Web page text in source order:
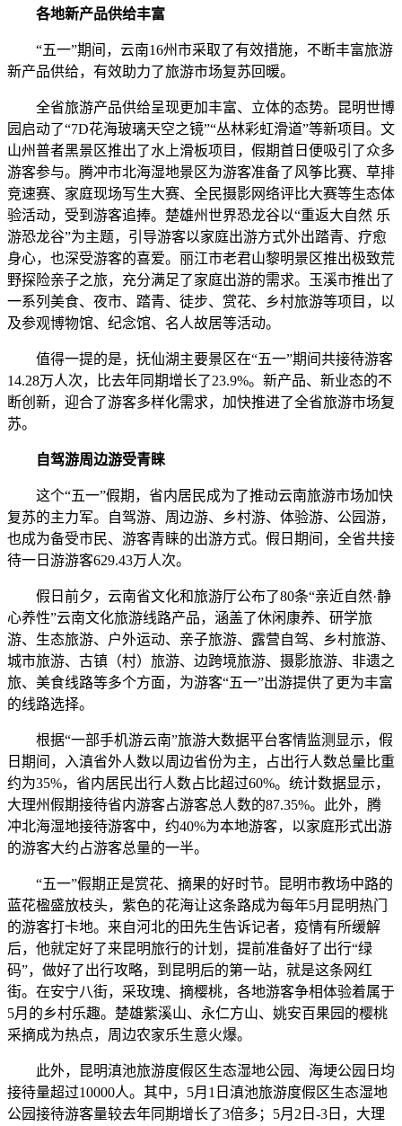
各地新产品供给丰富
“五一”期间，云南16州市采取了有效措施，不断丰富旅游
新产品供给，有效助力了旅游市场复苏回暖。
全省旅游产品供给呈现更加丰富、立体的态势。昆明世博
园启动了“7D花海玻璃天空之镜”“丛林彩虹滑道”等新项目。文
山州普者黑景区推出了水上滑板项目，假期首日便吸引了众多
游客参与。腾冲市北海湿地景区为游客准备了风筝比赛、草排
竞速赛、家庭现场写生大赛、全民摄影网络评比大赛等生态体
验活动，受到游客追捧。楚雄州世界恐龙谷以“重返大自然 乐
游恐龙谷”为主题，引导游客以家庭出游方式外出踏青、疗愈
身心，也深受游客的喜爱。丽江市老君山黎明景区推出极致荒
野探险亲子之旅，充分满足了家庭出游的需求。玉溪市推出了
一系列美食、夜市、踏青、徒步、赏花、乡村旅游等项目，以
及参观博物馆、纪念馆、名人故居等活动。
值得一提的是，抚仙湖主要景区在“五一”期间共接待游客
14.28万人次，比去年同期增长了23.9%。新产品、新业态的不
断创新，迎合了游客多样化需求，加快推进了全省旅游市场复
苏。
自驾游周边游受青睐
这个“五一”假期，省内居民成为了推动云南旅游市场加快
复苏的主力军。自驾游、周边游、乡村游、体验游、公园游，
也成为备受市民、游客青睐的出游方式。假日期间，全省共接
待一日游游客629.43万人次。
假日前夕，云南省文化和旅游厅公布了80条“亲近自然·静
心养性”云南文化旅游线路产品，涵盖了休闲康养、研学旅
游、生态旅游、户外运动、亲子旅游、露营自驾、乡村旅游、
城市旅游、古镇（村）旅游、边跨境旅游、摄影旅游、非遗之
旅、美食线路等多个方面，为游客“五一”出游提供了更为丰富
的线路选择。
根据“一部手机游云南”旅游大数据平台客情监测显示，假
日期间，入滇省外人数以周边省份为主，占出行人数总量比重
约为35%，省内居民出行人数占比超过60%。统计数据显示，
大理州假期接待省内游客占游客总人数的87.35%。此外，腾
冲北海湿地接待游客中，约40%为本地游客，以家庭形式出游
的游客大约占游客总量的一半。
“五一”假期正是赏花、摘果的好时节。昆明市教场中路的
蓝花楹盛放枝头，紫色的花海让这条路成为每年5月昆明热门
的游客打卡地。来自河北的田先生告诉记者，疫情有所缓解
后，他就定好了来昆明旅行的计划，提前准备好了出行“绿
码”，做好了出行攻略，到昆明后的第一站，就是这条网红
街。在安宁八街，采玫瑰、摘樱桃，各地游客争相体验着属于
5月的乡村乐趣。楚雄紫溪山、永仁方山、姚安百果园的樱桃
采摘成为热点，周边农家乐生意火爆。
此外，昆明滇池旅游度假区生态湿地公园、海埂公园日均
接待量超过10000人。其中，5月1日滇池旅游度假区生态湿地
公园接待游客量较去年同期增长了3倍多；5月2日-3日，大理